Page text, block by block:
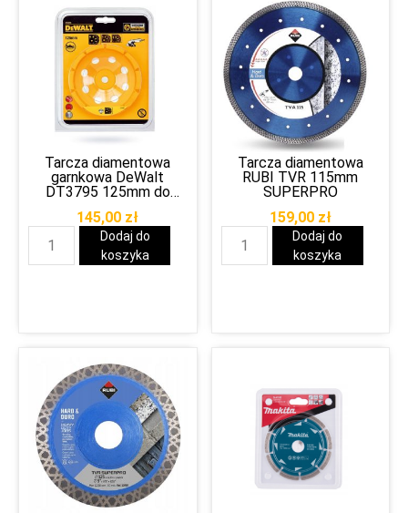
Tarcza diamentowa
garnkowa DeWalt
DT3795 125mm do
betonu/granitu
145,00 zł
Dodaj do
koszyka
Tarcza diamentowa
RUBI TVR 115mm
SUPERPRO
159,00 zł
Dodaj do
koszyka